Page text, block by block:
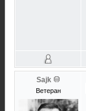
Sajk
Ветеран